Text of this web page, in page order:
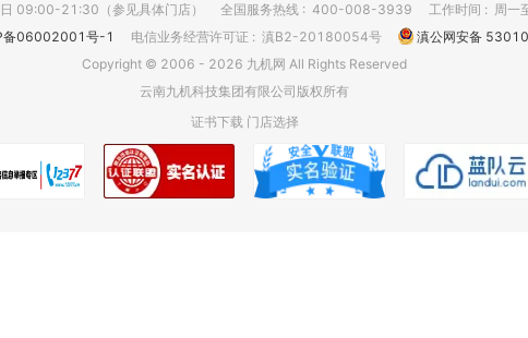
09:00-21:30（参见具体门店） 全国服务热线 : 400-008-3939 工作时间 : 周一
备06002001号-1
电信业务经营许可证 : 滇B2-20180054号
滇公网安备
Copyright © 2006 - 2026 九机网 All Rights Reserved
云南九机科技集团有限公司版权所有
证书下载 门店选择